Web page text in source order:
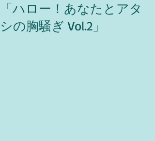
「ハロー！あなたとアタ
シの胸騒ぎ Vol.2」